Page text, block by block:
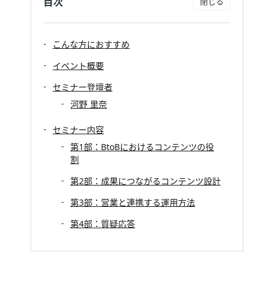
こんな方におすすめ
イベント概要
セミナー登壇者
河野 里奈
セミナー内容
第1部：BtoBにおけるコンテンツの役
割
第2部：成果につながるコンテンツ設計
第3部：営業と連携する運用方法
第4部：質疑応答